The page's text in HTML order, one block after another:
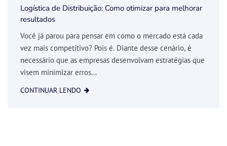
Logística de Distribuição: Como otimizar para melhorar
resultados
Você já parou para pensar em como o mercado está cada
vez mais competitivo? Pois é. Diante desse cenário, é
necessário que as empresas desenvolvam estratégias que
visem minimizar erros...
CONTINUAR LENDO